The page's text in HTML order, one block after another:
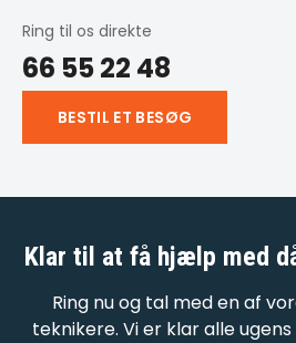
Ring til os direkte
66 55 22 48
BESTIL ET BESØG
Klar til at få hjælp med
Ring nu og tal med en af
teknikere. Vi er klar alle